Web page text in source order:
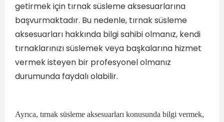
getirmek için tırnak süsleme aksesuarlarına
başvurmaktadır. Bu nedenle, tırnak süsleme
aksesuarları hakkında bilgi sahibi olmanız, kendi
tırnaklarınızı süslemek veya başkalarına hizmet
vermek isteyen bir profesyonel olmanız
durumunda faydalı olabilir.
Ayrıca, tırnak süsleme aksesuarları konusunda bilgi vermek,